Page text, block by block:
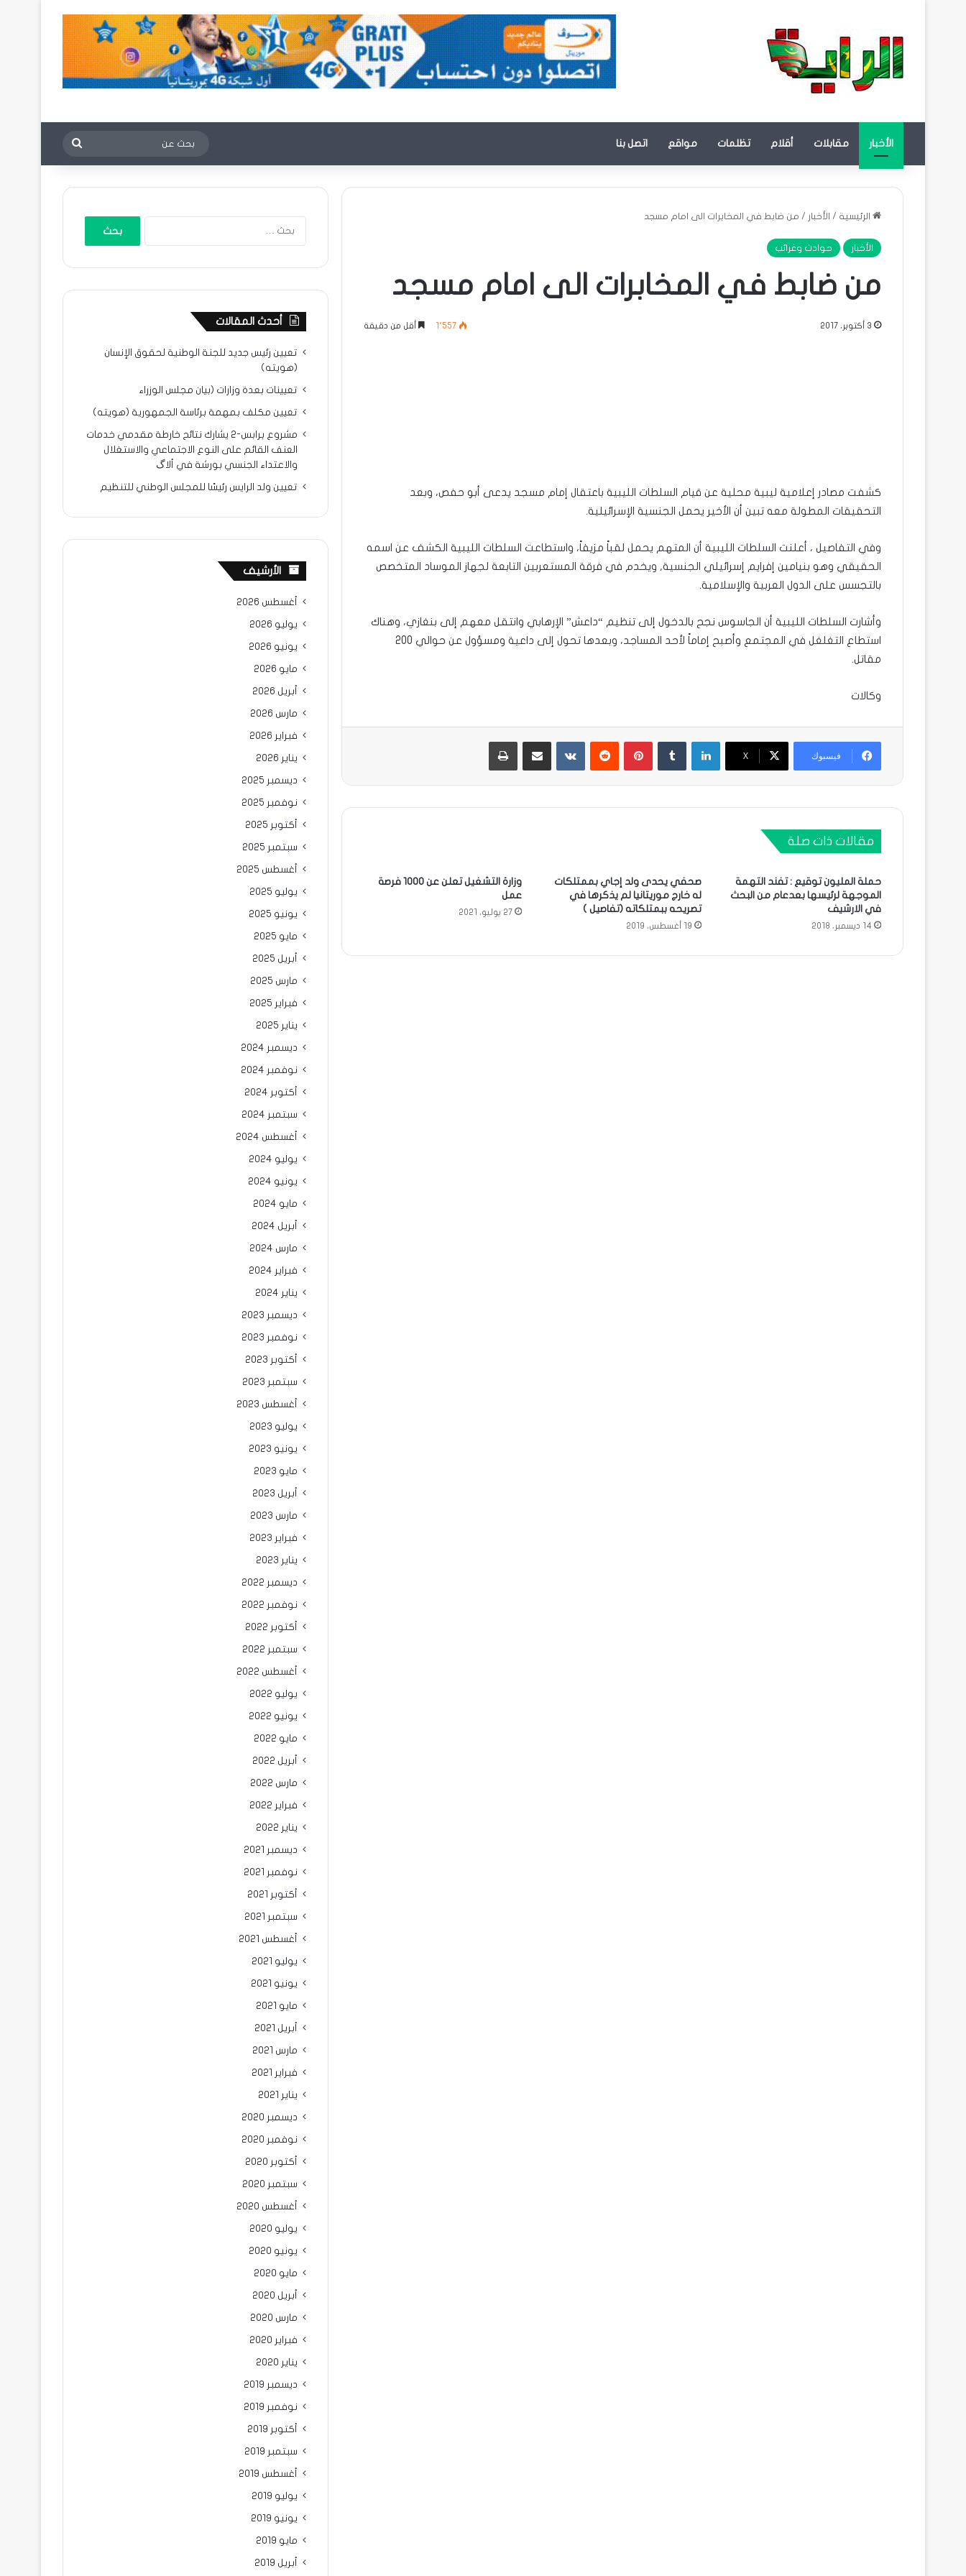
الأخبار مقابلات أقلام تظلمات مواقع اتصل بنا بحث
عن
الرئيسية / الأخبار / من ضابط في المخابرات الى امام مسجد
الأخبار حوادث وغرائب
من ضابط في المخابرات الى امام مسجد
3 أكتوبر، 2017 1٬557 أقل من دقيقة
كشفت مصادر إعلامية ليبية محلية عن قيام السلطات الليبية باعتقال إمام مسجد يدعى أبو حفص، وبعد
التحقيقات المطولة معه تبين أن الأخير يحمل الجنسية الإسرائيلية.
وفي التفاصيل ، أعلنت السلطات الليبية أن المتهم يحمل لقباً مزيفاً، واستطاعت السلطات الليبية الكشف عن اسمه
الحقيقي وهو بنيامين إفرايم إسرائيلي الجنسية, ويخدم في فرقة المستعربين التابعة لجهاز الموساد المتخصص
بالتجسس على الدول العربية والإسلامية.
وأشارت السلطات الليبية أن الجاسوس نجح بالدخول إلى تنظيم “داعش” الإرهابي وانتقل معهم إلى بنغازي، وهناك
استطاع التغلغل في المجتمع وأصبح إماماً لأحد المساجد، وبعدها تحول إلى داعية ومسؤول عن حوالي 200
مقاتل.
وكالات
فيسبوك X
لينكدإن بينتيريست مشاركة عبر البريد طباعة
مقالات ذات صلة
حملة المليون توقيع : تفند التهمة
الموجهة لرئيسها بعدعام من البحث
في الارشيف
14 ديسمبر، 2018
صحفي يحدى ولد إجاي بممتلكات
له خارج موريتانيا لم يذكرها في
تصريحه ببمتلكاته (تفاصيل )
19 أغسطس، 2019
وزارة التشغيل تعلن عن 1000 فرصة
عمل
27 يوليو، 2021
أحدث المقالات
تعيين رئيس جديد للجنة الوطنية لحقوق الإنسان
(هويته)
تعيينات بعدة وزارات (بيان مجلس الوزراء
تعيين مكلف بمهمة برئاسة الجمهورية (هويته)
مشروع برابس-2 يشارك نتائح خارطة مقدمي خدمات
العنف القائم على النوع الاجتماعي والاستغلال
والاعتداء الجنسي بورشة في ألاگ
تعيين ولد الرايس رئيسًا للمجلس الوطني للتنظيم
الأرشيف
أغسطس 2026
يوليو 2026
يونيو 2026
مايو 2026
أبريل 2026
مارس 2026
فبراير 2026
يناير 2026
ديسمبر 2025
نوفمبر 2025
أكتوبر 2025
سبتمبر 2025
أغسطس 2025
يوليو 2025
يونيو 2025
مايو 2025
أبريل 2025
مارس 2025
فبراير 2025
يناير 2025
ديسمبر 2024
نوفمبر 2024
أكتوبر 2024
سبتمبر 2024
أغسطس 2024
يوليو 2024
يونيو 2024
مايو 2024
أبريل 2024
مارس 2024
فبراير 2024
يناير 2024
ديسمبر 2023
نوفمبر 2023
أكتوبر 2023
سبتمبر 2023
أغسطس 2023
يوليو 2023
يونيو 2023
مايو 2023
أبريل 2023
مارس 2023
فبراير 2023
يناير 2023
ديسمبر 2022
نوفمبر 2022
أكتوبر 2022
سبتمبر 2022
أغسطس 2022
يوليو 2022
يونيو 2022
مايو 2022
أبريل 2022
مارس 2022
فبراير 2022
يناير 2022
ديسمبر 2021
نوفمبر 2021
أكتوبر 2021
سبتمبر 2021
أغسطس 2021
يوليو 2021
يونيو 2021
مايو 2021
أبريل 2021
مارس 2021
فبراير 2021
يناير 2021
ديسمبر 2020
نوفمبر 2020
أكتوبر 2020
سبتمبر 2020
أغسطس 2020
يوليو 2020
يونيو 2020
مايو 2020
أبريل 2020
مارس 2020
فبراير 2020
يناير 2020
ديسمبر 2019
نوفمبر 2019
أكتوبر 2019
سبتمبر 2019
أغسطس 2019
يوليو 2019
يونيو 2019
مايو 2019
أبريل 2019